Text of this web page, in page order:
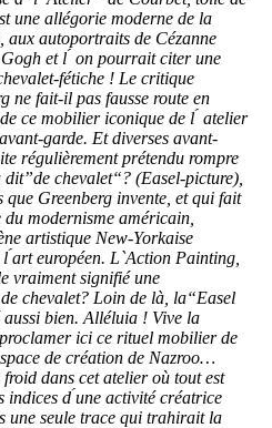
une allégorie moderne de la
aux autoportraits de Cézanne
et l ́ on pourrait citer une
fétiche ! Le critique
ne fait-il pas fausse route en
ce mobilier iconique de l ́ atelier
garde. Et diverses avant-
régulièrement prétendu rompre
chevalet“? (Easel-picture),
que Greenberg invente, et qui fait
modernisme américain,
artistique New-Yorkaise
́art européen. L`Action Painting,
vraiment signifié une
chevalet? Loin de là, la“Easel
bien. Alléluia ! Vive la
ici ce rituel mobilier de
de création de Nazroo…
dans cet atelier où tout est
indices d ́une activité créatrice
une seule trace qui trahirait la